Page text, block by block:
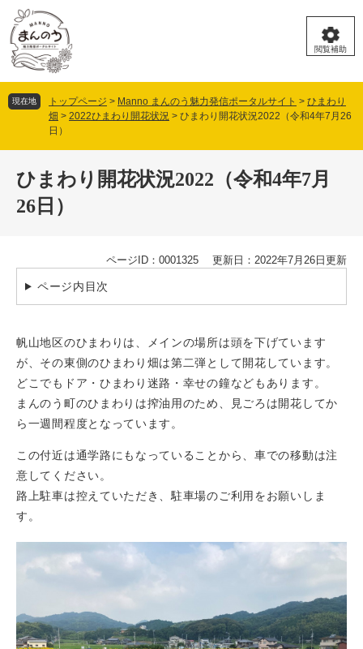
ジ
頭
で
ュ
飛
ば
閲覧補助
現在地 トップページ > Manno まんのう魅力発信ポータルサイト > ひまわり
畑 > 2022ひまわり開花状況 > ひまわり開花状況2022（令和4年7月26
日）
ひまわり開花状況2022（令和4年7月
26日）
ページID：0001325 更新日：2022年7月26日更新
ページ内目次
帆山地区のひまわりは、メインの場所は頭を下げています
が、その東側のひまわり畑は第二弾として開花しています。
どこでもドア・ひまわり迷路・幸せの鐘などもあります。
まんのう町のひまわりは搾油用のため、見ごろは開花してか
ら一週間程度となっています。
この付近は通学路にもなっていることから、車での移動は注
意してください。
路上駐車は控えていただき、駐車場のご利用をお願いしま
す。